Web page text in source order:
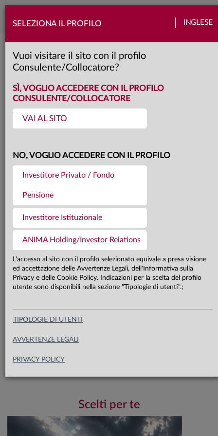
SELEZIONA IL PROFILO INGLESE
Vuoi visitare il sito con il profilo
Consulente/Collocatore?
SÌ, VOGLIO ACCEDERE CON IL PROFILO
CONSULENTE/COLLOCATORE
VAI AL SITO
NO, VOGLIO ACCEDERE CON IL PROFILO
Investitore Privato / Fondo
Pensione
Investitore Istituzionale
ANIMA Holding/Investor Relations
L'accesso al sito con il profilo selezionato equivale a presa visione
ed accettazione delle Avvertenze Legali, dell'Informativa sulla
Privacy e delle Cookie Policy. Indicazioni per la scelta del profilo
utente sono disponibili nella sezione "Tipologie di utenti".;
TIPOLOGIE DI UTENTI
AVVERTENZE LEGALI
PRIVACY POLICY
OUTLOOK 2026 - L'ANNO
DEL GATTOPARDO
evitino la recessione, mentre Area
Euro e Cina resteranno condizionate
agli stimoli e ai piani fiscali in
programma. L’inflazione convergerà
al target sulle due sponde
dell’Atlantico, mentre in Cina resterà
sotto l’obiettivo. In tale contesto,
siamo moderatamente costruttivi sui
mercati obbligazionari e positivi sui
Scarica il documento completo
RIMANGA COM'È, BISOGNA CHE TUTTO
CAMBI
Scelti per te